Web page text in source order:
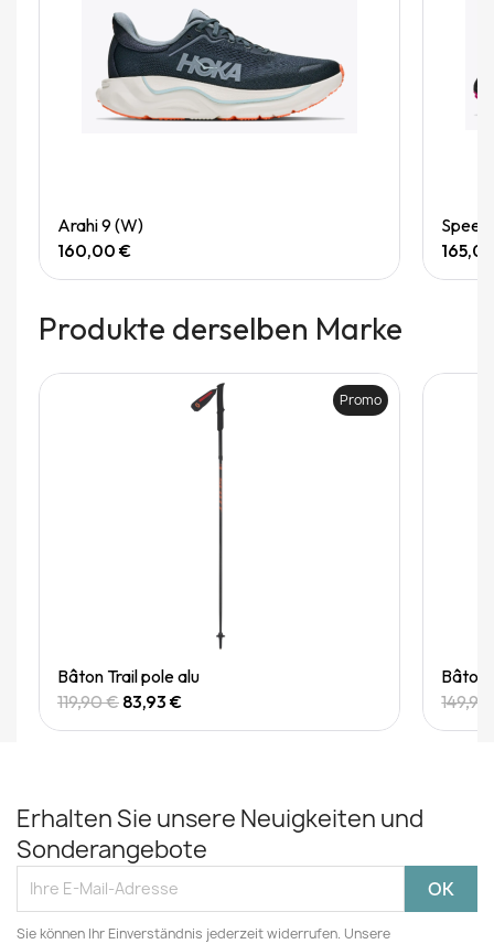
Arahi 9 (W)
160,00 €
Produkte derselben Marke
Quick View
Promo
Bâton Trail pole alu
119,90 € 83,93 €
Bâton
Erhalten Sie unsere Neuigkeiten und
Sonderangebote
Sie können Ihr Einverständnis jederzeit widerrufen. Unsere